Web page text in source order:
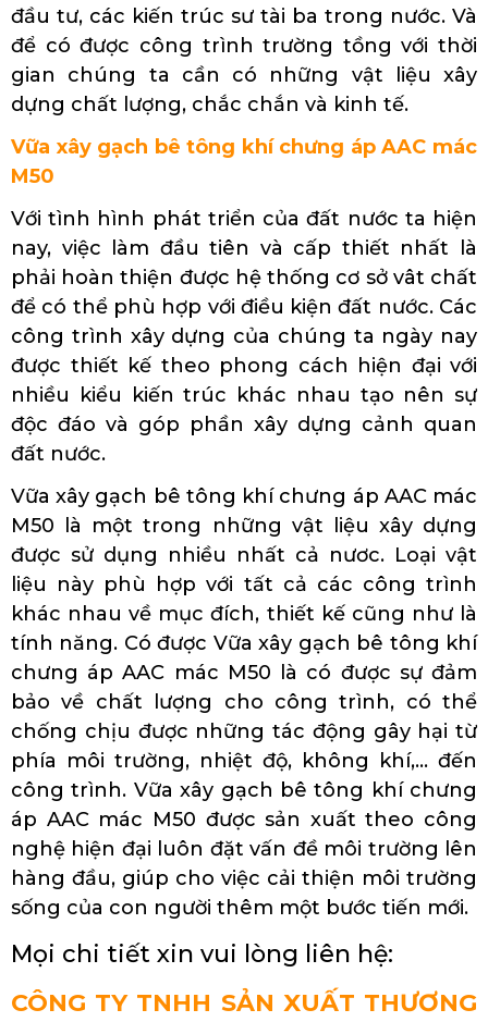
đầu tư, các kiến trúc sư tài ba trong nước. Và
để có được công trình trường tồng với thời
gian chúng ta cần có những vật liệu xây
dựng chất lượng, chắc chắn và kinh tế.
Vữa xây gạch bê tông khí chưng áp AAC mác
M50
Với tình hình phát triển của đất nước ta hiện
nay, việc làm đầu tiên và cấp thiết nhất là
phải hoàn thiện được hệ thống cơ sở vât chất
để có thể phù hợp với điều kiện đất nước. Các
công trình xây dựng của chúng ta ngày nay
được thiết kế theo phong cách hiện đại với
nhiều kiểu kiến trúc khác nhau tạo nên sự
độc đáo và góp phần xây dựng cảnh quan
đất nước.
Vữa xây gạch bê tông khí chưng áp AAC mác
M50 là một trong những vật liệu xây dựng
được sử dụng nhiều nhất cả nươc. Loại vật
liệu này phù hợp với tất cả các công trình
khác nhau về mục đích, thiết kế cũng như là
tính năng. Có được Vữa xây gạch bê tông khí
chưng áp AAC mác M50 là có được sự đảm
bảo về chất lượng cho công trình, có thể
chống chịu được những tác động gây hại từ
phía môi trường, nhiệt độ, không khí,… đến
công trình. Vữa xây gạch bê tông khí chưng
áp AAC mác M50 được sản xuất theo công
nghệ hiện đại luôn đặt vấn đề môi trường lên
hàng đầu, giúp cho việc cải thiện môi trường
sống của con người thêm một bước tiến mới.
Mọi chi tiết xin vui lòng liên hệ:
CÔNG TY TNHH SẢN XUẤT THƯƠNG